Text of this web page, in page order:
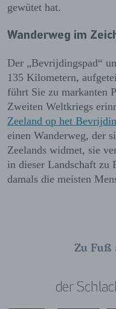
gewütet hat.
Wanderweg im
Der „Bevrijdingspad“
135 Kilometern,
führt Sie zu markanten
Zweiten Weltkriegs
Zeeland op het
einen Wanderweg, der
Zeelands widmet, sie
in dieser Landschaft zu
damals die meisten
Zu
der